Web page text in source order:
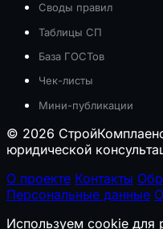
Своды правил
Таблицы СП
База ГОСТов
Чек-листы
Мини-публикации
© 2026
юридической
О проекте Контакты
Персональные данные
Используем cookie для